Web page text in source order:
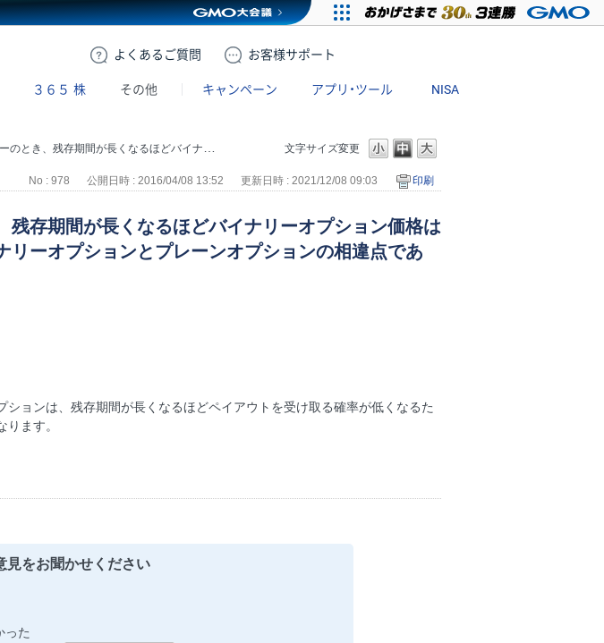
よくある ご質問 お客様サポート
３６５ 株 その他 キャンペーン アプリ・ツール NISA
文字サイズ変更
くなるほどバイナリーオプション価格は低くなるのは、バイナリーオプションとプレーンオプションの相違点である。
No : 978 公開日時 : 2016/04/08 13:52 更新日時 : 2021/12/08 09:03 印刷
残存期間が長くなるほどバイナリーオプション価格は
リーオプションとプレーンオプションの相違点であ
ションは、残存期間が長くなるほどペイアウトを受け取る確率が低くなるた
ます。
見をお聞かせください
った